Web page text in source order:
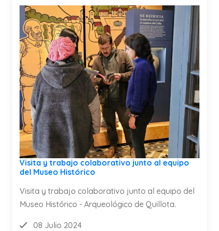
Visita y trabajo colaborativo junto al equipo
del Museo Histórico
Visita y trabajo colaborativo junto al equipo del
Museo Histórico - Arqueológico de Quillota.
08 Julio 2024